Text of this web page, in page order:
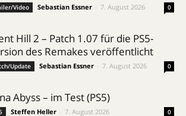
Video Sebastian Essner 7. August 2026 0
Hill 2 – Patch 1.07 für die PS5-
des Remakes veröffentlicht
Update Sebastian Essner 7. August 2026 0
Abyss – im Test (PS5)
Steffen Heller 7. August 2026 0